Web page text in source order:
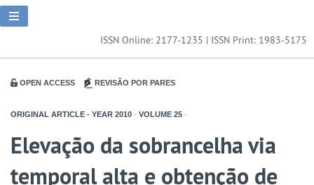
ISSN Online: 2177-1235 | ISSN Print: 1983-5175
OPEN ACCESS REVISÃO POR PARES
ORIGINAL ARTICLE - YEAR 2010 - VOLUME 25 -
Elevação da sobrancelha via
temporal alta e obtenção de